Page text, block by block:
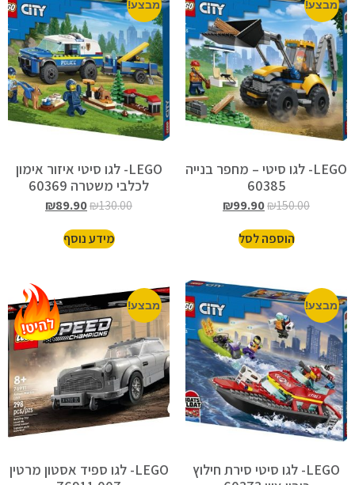
מבצע!
LEGO- לגו סיטי – מחפר בנייה
60385
₪150.00
₪99.90
הוספה לסל
מבצע!
LEGO- לגו סיטי איזור אימון
לכלבי משטרה 60369
₪130.00
₪89.90
מידע נוסף
מבצע!
LEGO- לגו סיטי סירת חילוץ
מבצע!
LEGO- לגו ספיד אסטון מרטין